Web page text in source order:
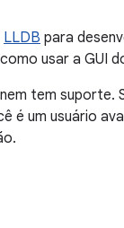
LLDB para
usar a GUI
tem
é um usuário